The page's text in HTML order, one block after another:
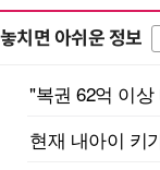
놓치면 아쉬운 정보